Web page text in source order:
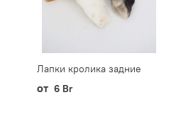
Лапки кролика задние
от 6 Br